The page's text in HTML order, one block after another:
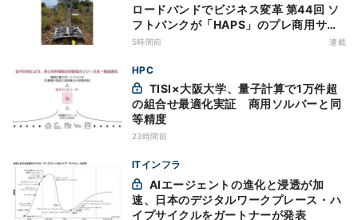
ロードバンドでビジネス変革 第44回 ソ
フトバンクが「HAPS」のプレ商用サー
ビス開始を表明、本格的な商用展開のめ
5時間前 連載
HPC
の組合せ最適化実証 商用ソルバーと同
等精度
23時間前
ITインフラ
速、日本のデジタルワークプレース・ハ
イプサイクルをガートナーが発表